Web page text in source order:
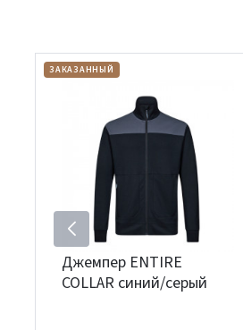
ЗАКАЗАННЫЙ
Джемпер ENTIRE
COLLAR синий/серый